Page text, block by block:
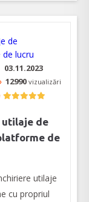
03.11.2023
12990 vizualizări
utilaje de
de
utilaje
cu propriul